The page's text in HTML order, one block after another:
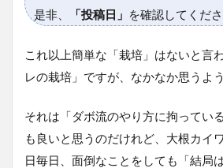
是非、
「投稿日」 を確認してくだ
これ以上簡単な「栽培」はないと言
レの栽培」ですが、なかなか思うよ
それは「ダボ流のやり方に拘ってい
も良いと思うのだけれど、大根カイ
日毎日、面倒なことをしても「結局